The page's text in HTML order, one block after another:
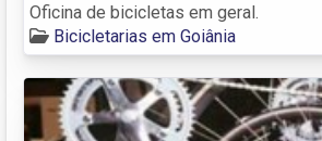
Oficina de bicicletas em geral.
Bicicletarias em Goiânia